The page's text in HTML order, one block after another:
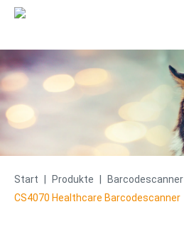
to
content
Start Produkte Barcode­­scanner
CS4070 Healthcare Barcodescanner